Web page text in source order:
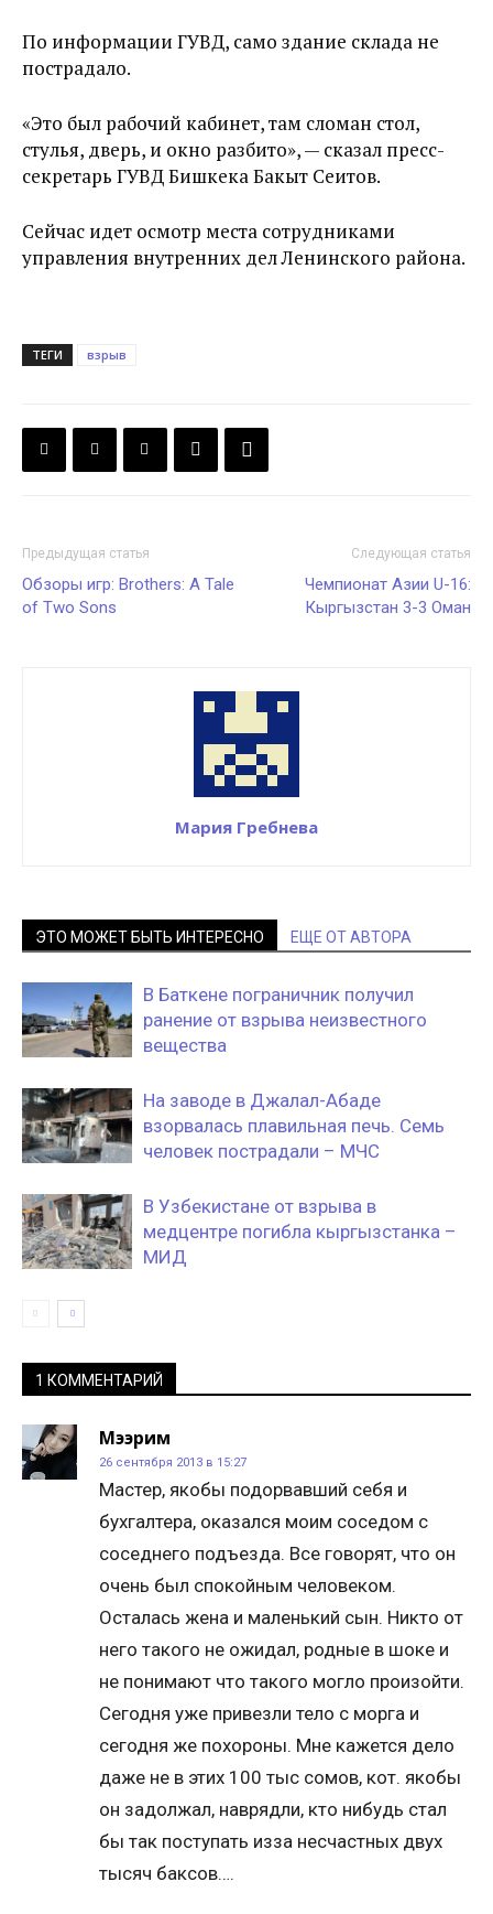
По информации ГУВД, само здание склада не
пострадало.
«Это был рабочий кабинет, там сломан стол,
стулья, дверь, и окно разбито», — сказал пресс-
секретарь ГУВД Бишкека Бакыт Сеитов.
Сейчас идет осмотр места сотрудниками
управления внутренних дел Ленинского района.
ТЕГИ взрыв
Предыдущая статья
Обзоры игр: Brothers: A Tale
of Two Sons
Следующая статья
Чемпионат Азии U-16:
Кыргызстан 3-3 Оман
Мария Гребнева
ЭТО МОЖЕТ БЫТЬ ИНТЕРЕСНО ЕЩЕ ОТ АВТОРА
В Баткене пограничник получил
ранение от взрыва неизвестного
вещества
На заводе в Джалал-Абаде
взорвалась плавильная печь. Семь
человек пострадали – МЧС
В Узбекистане от взрыва в
медцентре погибла кыргызстанка –
МИД
1 КОММЕНТАРИЙ
Мээрим
26 сентября 2013 в 15:27
Мастер, якобы подорвавший себя и
бухгалтера, оказался моим соседом с
соседнего подъезда. Все говорят, что он
очень был спокойным человеком.
Осталась жена и маленький сын. Никто от
него такого не ожидал, родные в шоке и
не понимают что такого могло произойти.
Сегодня уже привезли тело с морга и
сегодня же похороны. Мне кажется дело
даже не в этих 100 тыс сомов, кот. якобы
он задолжал, наврядли, кто нибудь стал
бы так поступать изза несчастных двух
тысяч баксов….